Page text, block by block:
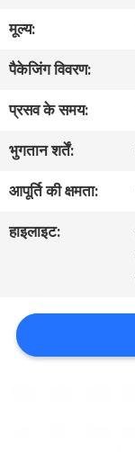
गुणवत्ता
नियंत्रण
संपर्क
करें
एक
उद्धरण
मूल्य:
पैकेजिंग विवरण:
प्रसव के समय:
भुगतान शर्तें:
आपूर्ति की क्षमता:
हाइलाइट: